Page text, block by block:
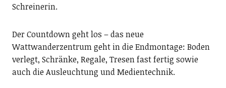
Schreinerin.
Der Countdown geht los – das neue
Wattwanderzentrum geht in die Endmontage: Boden
verlegt, Schränke, Regale, Tresen fast fertig sowie
auch die Ausleuchtung und Medientechnik.